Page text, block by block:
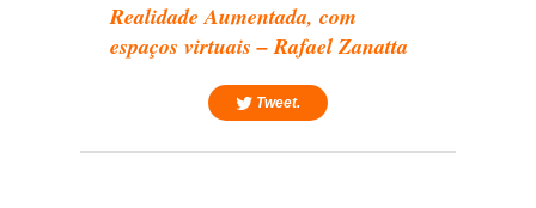
Realidade Aumentada, com
espaços virtuais – Rafael Zanatta
Tweet.